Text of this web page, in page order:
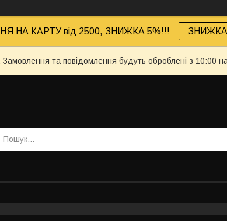
НА КАРТУ від 2500, ЗНИЖКА 5%!!! ЗНИЖКА
Замовлення та повідомлення будуть оброблені з 10:00